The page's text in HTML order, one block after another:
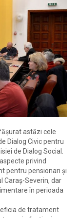
astăzi cele
Dialog Civic pentru
de Dialog Social.
privind
pentru pensionari și
Caraș-Severin, dar
în perioada
de tratament